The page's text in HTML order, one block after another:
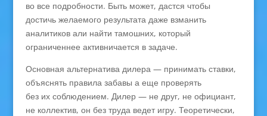
во все подробности. Быть может, дастся чтобы
достичь желаемого результата даже взманить
аналитиков али найти тамошних, который
ограниченнее активничается в задаче.
Основная альтернатива дилера — принимать ставки,
объяснять правила забавы а еще проверять
без их соблюдением. Дилер — не друг, не официант,
не коллектив, он без труда ведет игру. Теоретически,